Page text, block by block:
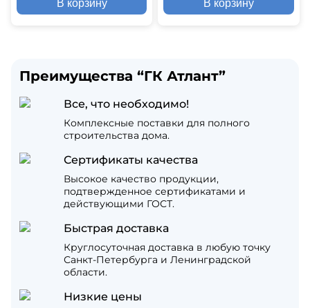
В корзину В корзину
Преимущества “ГК Атлант”
Все, что необходимо!
Комплексные поставки для полного
строительства дома.
Сертификаты качества
Высокое качество продукции,
подтвержденное сертификатами и
действующими ГОСТ.
Быстрая доставка
Круглосуточная доставка в любую точку
Санкт-Петербурга и Ленинградской
области.
Низкие цены